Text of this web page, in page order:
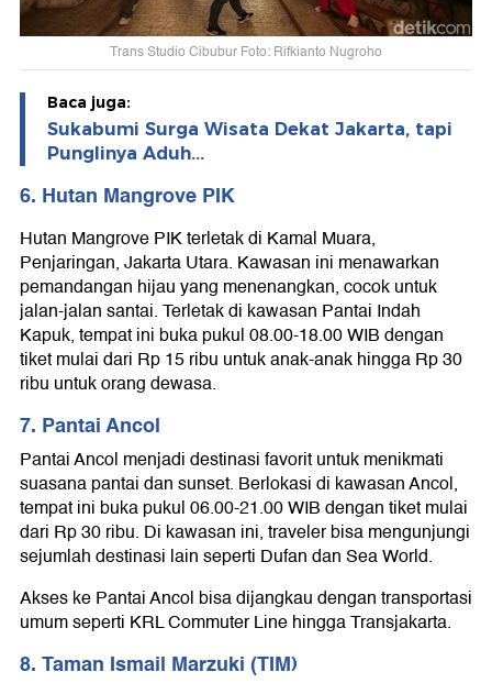
Trans Studio Cibubur Foto: Rifkianto Nugroho
Baca juga:
Sukabumi Surga Wisata Dekat Jakarta, tapi
Punglinya Aduh...
6. Hutan Mangrove PIK
Hutan Mangrove PIK terletak di Kamal Muara,
Penjaringan, Jakarta Utara. Kawasan ini menawarkan
pemandangan hijau yang menenangkan, cocok untuk
jalan-jalan santai. Terletak di kawasan Pantai Indah
Kapuk, tempat ini buka pukul 08.00-18.00 WIB dengan
tiket mulai dari Rp 15 ribu untuk anak-anak hingga Rp 30
ribu untuk orang dewasa.
7. Pantai Ancol
Pantai Ancol menjadi destinasi favorit untuk menikmati
suasana pantai dan sunset. Berlokasi di kawasan Ancol,
tempat ini buka pukul 06.00-21.00 WIB dengan tiket mulai
dari Rp 30 ribu. Di kawasan ini, traveler bisa mengunjungi
sejumlah destinasi lain seperti Dufan dan Sea World.
Akses ke Pantai Ancol bisa dijangkau dengan transportasi
umum seperti KRL Commuter Line hingga Transjakarta.
8. Taman Ismail Marzuki (TIM)